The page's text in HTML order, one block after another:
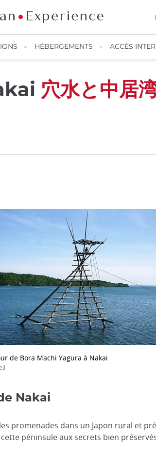
HÉBERGEMENTS ACCÈS
穴水と中居
de Bora Machi Yagura à Nakai
Nakai
promenades dans un Japon rural et
péninsule aux secrets bien